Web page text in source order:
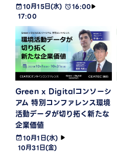
10月15日(水)
16:00
17:00
Green x Digitalコンソーシ
アム 特別コンファレンス環境
活動データが切り拓く新たな
企業価値
10月1日(水)
10月31日(金)